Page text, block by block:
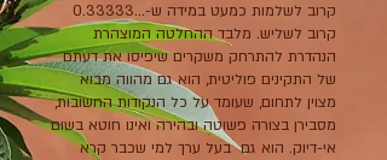
קרוב לשלמות כמעט במידה ש-…0.33333
קרוב לשליש. מלבד ההחלטה המוצהרת
הנהדרת להתרחק משקרים שיפיסו את דעתם
של התקינים פוליטית, הוא גם מהווה מבוא
מצוין לתחום, שעומד על כל הנקודות החשובות,
מסבירן בצורה פשוטה ובהירה ואינו חוטא בשום
אי-דיוק. הוא גם בעל ערך למי שכבר קרא